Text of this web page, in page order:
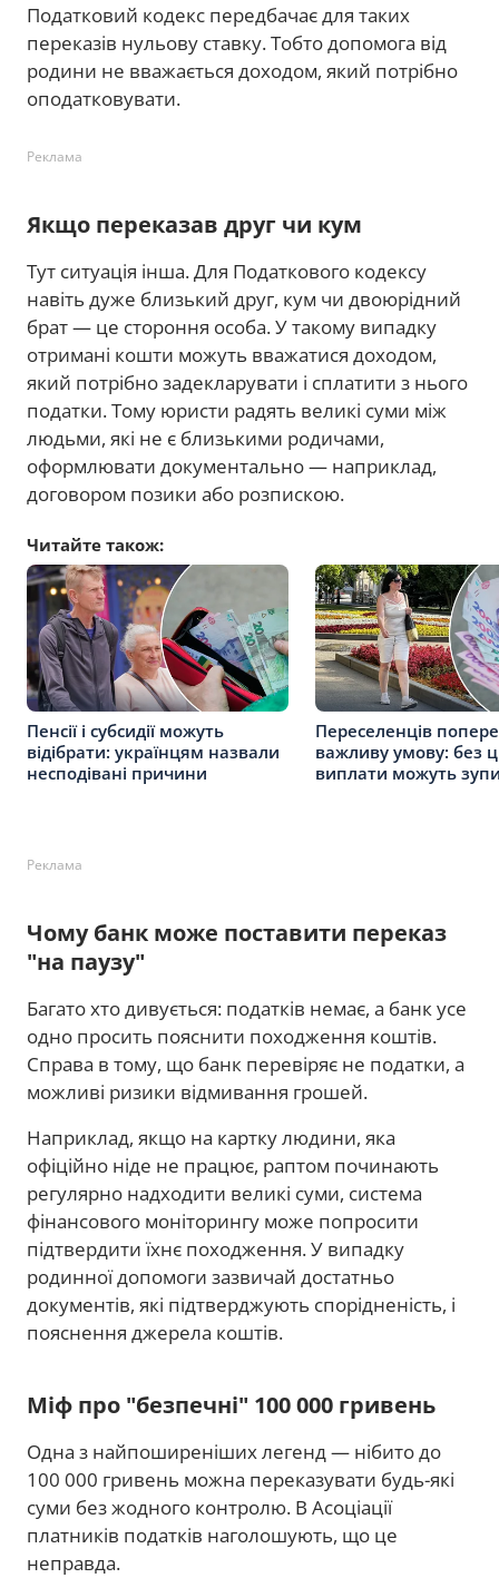
Податковий кодекс передбачає для таких
переказів нульову ставку. Тобто допомога від
родини не вважається доходом, який потрібно
оподатковувати.
Реклама
Якщо переказав друг чи кум
Тут ситуація інша. Для Податкового кодексу
навіть дуже близький друг, кум чи двоюрідний
брат — це стороння особа. У такому випадку
отримані кошти можуть вважатися доходом,
який потрібно задекларувати і сплатити з нього
податки. Тому юристи радять великі суми між
людьми, які не є близькими родичами,
оформлювати документально — наприклад,
договором позики або розпискою.
Читайте також:
Пенсії і субсидії можуть
відібрати: українцям назвали
несподівані причини
Переселенців
важливу умову: без
виплати можуть
Реклама
Чому банк може поставити переказ
"на паузу"
Багато хто дивується: податків немає, а банк усе
одно просить пояснити походження коштів.
Справа в тому, що банк перевіряє не податки, а
можливі ризики відмивання грошей.
Наприклад, якщо на картку людини, яка
офіційно ніде не працює, раптом починають
регулярно надходити великі суми, система
фінансового моніторингу може попросити
підтвердити їхнє походження. У випадку
родинної допомоги зазвичай достатньо
документів, які підтверджують спорідненість, і
пояснення джерела коштів.
Міф про "безпечні" 100 000 гривень
Одна з найпоширеніших легенд — нібито до
100 000 гривень можна переказувати будь-які
суми без жодного контролю. В Асоціації
платників податків наголошують, що це
неправда.